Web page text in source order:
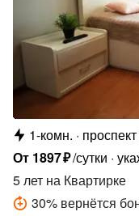
1-комн.
От 1897₽/сутки
5 лет на Квартирке
30% вернётся